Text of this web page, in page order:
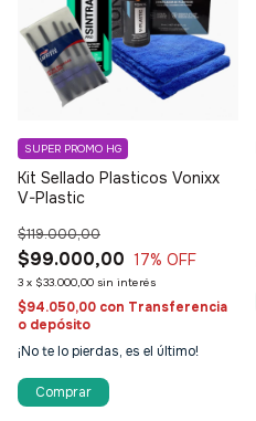
Kit Sellado Plasticos Vonixx
V-Plastic
$99.000,00
$119.000,00
17% OFF
3 x $33.000,00 sin interés
SUPER PROMO HG
$94.050,00 con Transferencia
o depósito
¡No te lo pierdas, es el último!